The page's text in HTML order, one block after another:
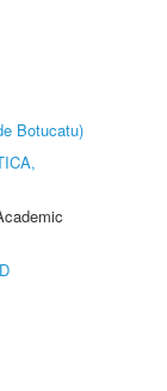
Botucatu)